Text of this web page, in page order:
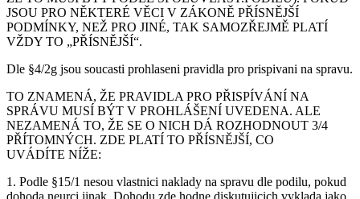
JSOU PRO NĚKTERÉ VĚCI V ZÁKONĚ PŘÍSNĚJŠÍ
PODMÍNKY, NEŽ PRO JINÉ, TAK SAMOZŘEJMĚ PLATÍ
VŽDY TO „PŘÍSNĚJŠÍ“.
Dle §4/2g jsou soucasti prohlaseni pravidla pro prispivani na spravu.
TO ZNAMENÁ, ŽE PRAVIDLA PRO PŘISPÍVÁNÍ NA
SPRÁVU MUSÍ BÝT V PROHLÁŠENÍ UVEDENA. ALE
NEZAMENÁ TO, ŽE SE O NICH DÁ ROZHODNOUT 3/4
PŘÍTOMNÝCH. ZDE PLATÍ TO PŘÍSNĚJŠÍ, CO
UVÁDÍTE NÍŽE:
1. Podle §15/1 nesou vlastnici naklady na spravu dle podilu, pokud